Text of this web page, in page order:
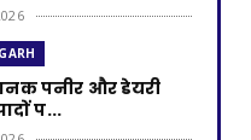
पनीर और डेयरी
प...